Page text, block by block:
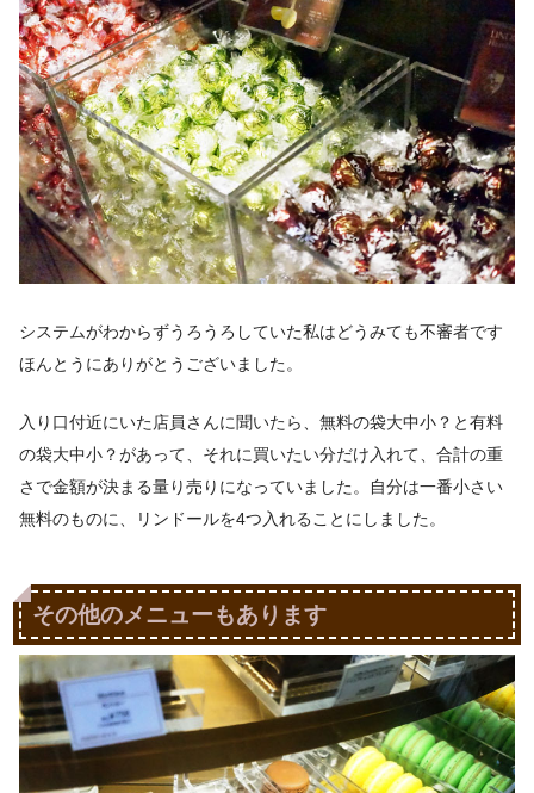
システムがわからずうろうろしていた私はどうみても不審者です
ほんとうにありがとうございました。
入り口付近にいた店員さんに聞いたら、無料の袋大中小？と有料
の袋大中小？があって、それに買いたい分だけ入れて、合計の重
さで金額が決まる量り売りになっていました。自分は一番小さい
無料のものに、リンドールを4つ入れることにしました。
その他のメニューもあります